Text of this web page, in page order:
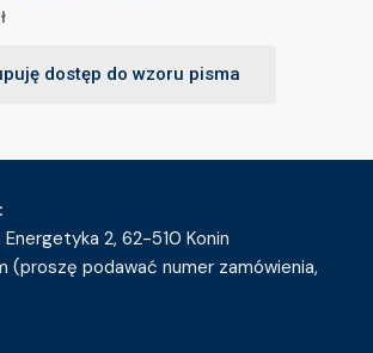
dostęp do wzoru pisma
2, 62-510 Konin
(proszę podawać numer zamówienia,